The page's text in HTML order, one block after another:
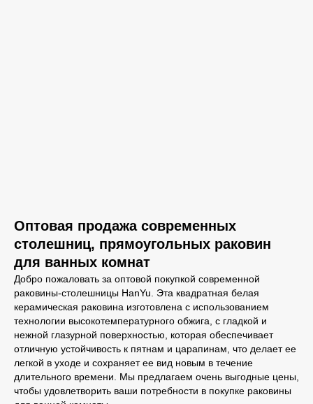
Оптовая продажа современных
столешниц, прямоугольных раковин
для ванных комнат
Добро пожаловать за оптовой покупкой современной
раковины-столешницы HanYu. Эта квадратная белая
керамическая раковина изготовлена с использованием
технологии высокотемпературного обжига, с гладкой и
нежной глазурной поверхностью, которая обеспечивает
отличную устойчивость к пятнам и царапинам, что делает ее
легкой в уходе и сохраняет ее вид новым в течение
длительного времени. Мы предлагаем очень выгодные цены,
чтобы удовлетворить ваши потребности в покупке раковины